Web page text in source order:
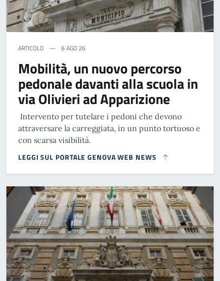
ARTICOLO 6 AGO 26
Mobilità, un nuovo percorso
pedonale davanti alla scuola in
via Olivieri ad Apparizione
Intervento per tutelare i pedoni che devono
attraversare la carreggiata, in un punto tortuoso e
con scarsa visibilità.
LEGGI SUL PORTALE GENOVA WEB NEWS